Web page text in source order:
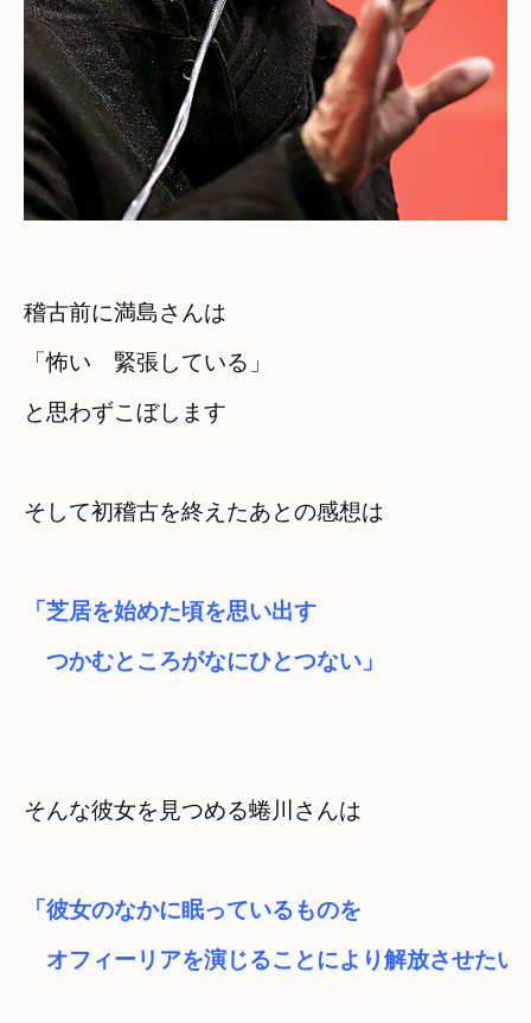
稽古前に満島さんは
「怖い　緊張している」
「芝居を始めた頃を思い出す
つかむところがなにひとつない」
そんな彼女を見つめる蜷川さんは
「彼女のなかに眠っているものを
オフィーリアを演じることにより解放させたい